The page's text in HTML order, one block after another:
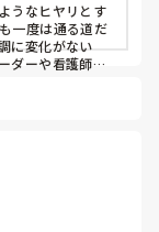
うなヒヤリとす
一度は通る道だ
に変化がない
ダーや看護師へ
ックや情報共有